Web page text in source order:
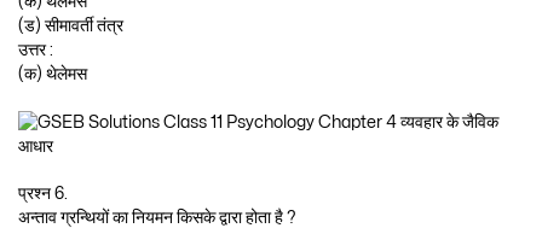
(ड) सीमावर्ती तंत्र
उत्तर :
(क) थेलेमस
प्रश्न 6.
अन्ताव ग्रन्थियों का नियमन किसके द्वारा होता है ?